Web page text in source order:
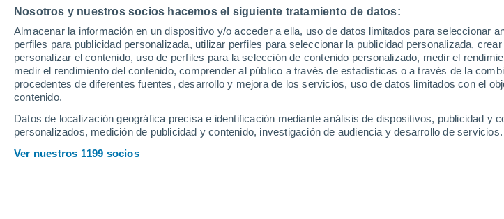
Nosotros y nuestros socios hacemos el siguiente tratamiento de datos:
Almacenar la información en un dispositivo y/o acceder a ella, uso de datos limitados para seleccionar
perfiles para publicidad personalizada, utilizar perfiles para seleccionar la publicidad personalizada,
personalizar el contenido, uso de perfiles para la selección de contenido personalizado, medir el
medir el rendimiento del contenido, comprender al público a través de estadísticas o a través de la
procedentes de diferentes fuentes, desarrollo y mejora de los servicios, uso de datos limitados con el
contenido.
Datos de localización geográfica precisa e identificación mediante análisis de dispositivos, publicidad y
personalizados, medición de publicidad y contenido, investigación de audiencia y desarrollo de servicios.
Ver nuestros 1199 socios
¿Alguna vez has visto a la Luna elevarse por el horizonte?
Una trilogía de las súper Lunas